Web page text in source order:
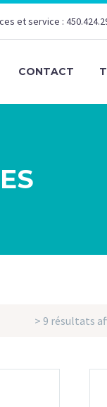
et service :
CONTACT
> 9 résultats